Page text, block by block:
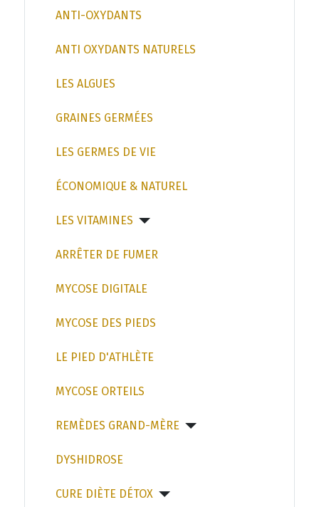
ANTI-OXYDANTS
ANTI OXYDANTS NATURELS
LES ALGUES
GRAINES GERMÉES
LES GERMES DE VIE
ÉCONOMIQUE & NATUREL
LES VITAMINES
ARRÊTER DE FUMER
MYCOSE DIGITALE
MYCOSE DES PIEDS
LE PIED D'ATHLÈTE
MYCOSE ORTEILS
REMÈDES GRAND-MÈRE
DYSHIDROSE
CURE DIÈTE DÉTOX